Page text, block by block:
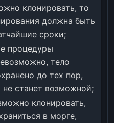
клонировать, то
должна быть
сроки;
процедуры
тело
до тех пор,
не станет возможной;
клонировать,
в морге,